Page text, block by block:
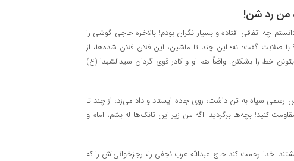
من رد شن!
چه اتفاقی افتاده و بسیار نگران بودم! بالاخره حاجی گوشی را
گفت: نه؛ این چند تا ماشین، این فلان فلان شده‌ها، از
خط را بشکنن. واقعاً هم او و کادر قوی گردان سیدالشهدا (ع)
سپاه به تن داشت، روی جاده ایستاد و داد می‌زد: از چند تا
کنید! بچه‌ها برگردید! اگه من زیر این تانک‌ها له بشم، امام و
خدا رحمت کند حاج عبدالله عرب نجفی را، رجزخوانی‌اش را که